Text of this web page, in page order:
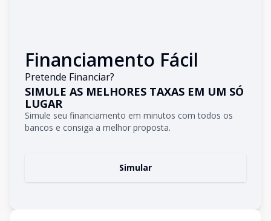
Financiamento Fácil
Pretende Financiar?
SIMULE AS MELHORES TAXAS EM UM SÓ
LUGAR
Simule seu financiamento em minutos com todos os
bancos e consiga a melhor proposta.
Simular